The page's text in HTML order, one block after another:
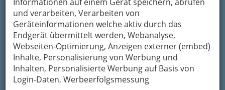
und verarbeiten, Verarbeiten von
Geräteinformationen welche aktiv durch das
Endgerät übermittelt werden, Webanalyse,
Webseiten-Optimierung, Anzeigen externer (embed)
Inhalte, Personalisierung von Werbung und
Inhalten, Personalisierte Werbung auf Basis von
Login-Daten, Werbeerfolgsmessung
Meine Email Adresse
Mein Betreff